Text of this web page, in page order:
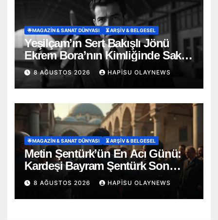
🌟MAGAZIN & SANAT DÜNYASI ⏳ ARŞİV & BELGESEL
Yeşilçam’ın Sert Bakışlı Jönü
Ekrem Bora’nın Kimliğinde Saklı
Şehadet: ‘Uçak’ Soyadının
Hüzünlü Hikayesi
8 AĞUSTOS 2026 HAPISU OLAYNEWS
🌟MAGAZIN & SANAT DÜNYASI ⏳ ARŞİV & BELGESEL
Metin Şentürk’ün En Acı Günü:
Kardeşi Bayram Şentürk Son
Yolculuğuna Uğurlandı
8 AĞUSTOS 2026 HAPISU OLAYNEWS